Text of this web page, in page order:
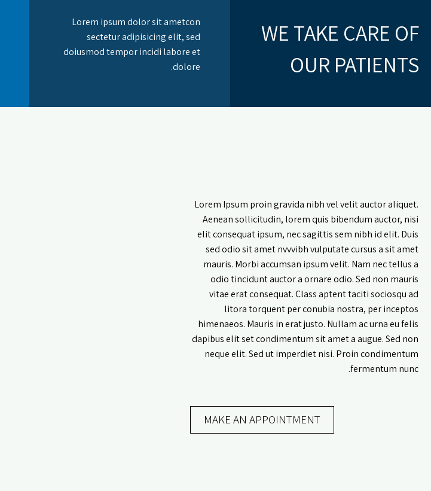
WE TAKE CARE OF
OUR PATIENTS
Lorem ipsum dolor sit ametcon
sectetur adipisicing elit, sed
doiusmod tempor incidi labore et
dolore.
Lorem Ipsum proin gravida nibh vel velit auctor aliquet.
Aenean sollicitudin, lorem quis bibendum auctor, nisi
elit consequat ipsum, nec sagittis sem nibh id elit. Duis
sed odio sit amet nvvvibh vulputate cursus a sit amet
mauris. Morbi accumsan ipsum velit. Nam nec tellus a
odio tincidunt auctor a ornare odio. Sed non mauris
vitae erat consequat. Class aptent taciti sociosqu ad
litora torquent per conubia nostra, per inceptos
himenaeos. Mauris in erat justo. Nullam ac urna eu felis
dapibus elit set condimentum sit amet a augue. Sed non
neque elit. Sed ut imperdiet nisi. Proin condimentum
fermentum nunc.
MAKE AN APPOINTMENT